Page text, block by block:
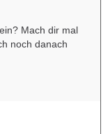
Mach dir mal
noch danach